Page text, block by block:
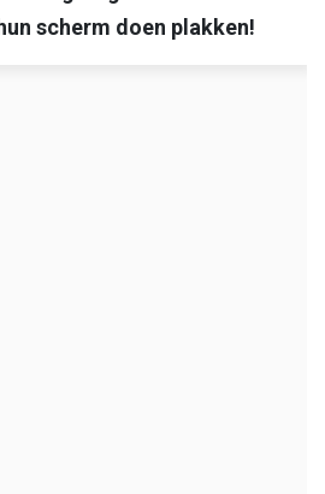
scherm doen plakken!